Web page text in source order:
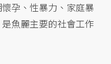
孕、性暴力、家庭暴
魚麗主要的社會工作